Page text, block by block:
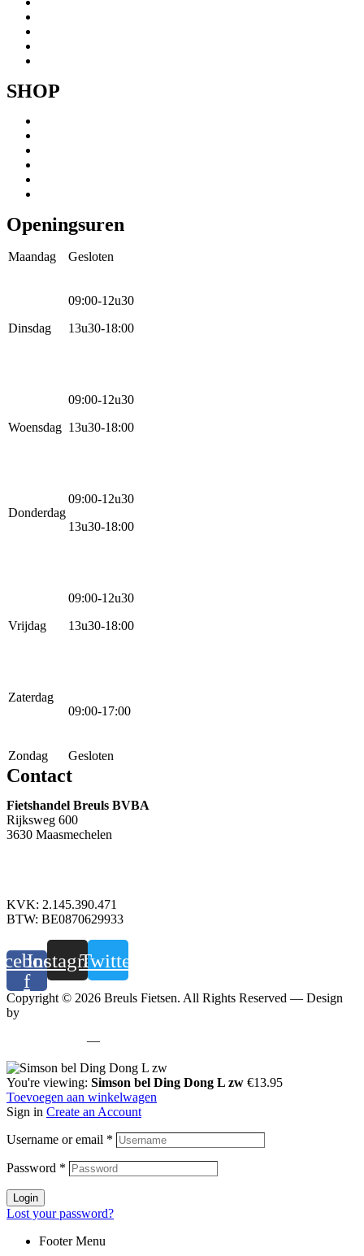
SHOP
Menu
Openingsuren
Maandag Gesloten
Dinsdag
09:00-12u30
13u30-18:00
Woensdag
09:00-12u30
13u30-18:00
Donderdag
09:00-12u30
13u30-18:00
Vrijdag
09:00-12u30
13u30-18:00
Zaterdag
09:00-17:00
Zondag Gesloten
Contact
Fietshandel Breuls BVBA
Rijksweg 600
3630 Maasmechelen
KVK: 2.145.390.471
BTW: BE0870629933
f
Instagram
Twitter
Copyright © 2026 Breuls Fietsen. All Rights Reserved — Design
by
—
You're viewing: Simson bel Ding Dong L zw €13.95
Toevoegen aan winkelwagen
Sign in Create an Account
Username or email *
Password *
Login
Lost your password?
Footer Menu